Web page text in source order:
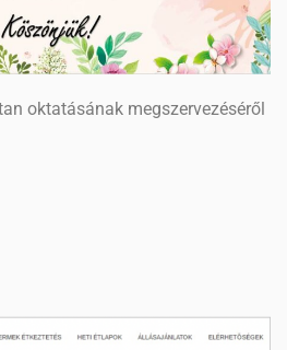
oktatásának megszervezéséről